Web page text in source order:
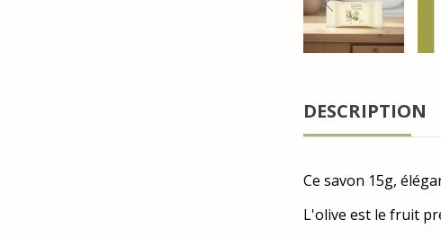
DESCRIPTION
Ce savon 15g,
L'olive est le fruit